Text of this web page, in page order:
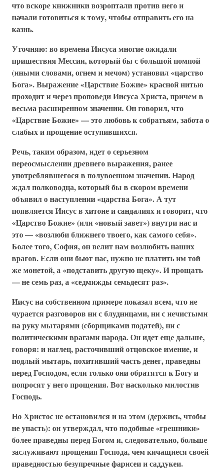
что вскоре книжники возроптали против него и
начали готовиться к тому, чтобы отправить его на
казнь.
Уточняю: во времена Иисуса многие ожидали
пришествия Мессии, который бы с большой помпой
(иными словами, огнем и мечом) установил «царство
Бога». Выражение «Царствие Божие» красной нитью
проходит и через проповеди Иисуса Христа, причем в
весьма расширенном значении. Он говорил, что
«Царствие Божие» — это любовь к собратьям, забота о
слабых и прощение оступившихся.
Речь, таким образом, идет о серьезном
переосмыслении древнего выражения, ранее
употреблявшегося в полувоенном значении. Народ
ждал полководца, который бы в скором времени
объявил о наступлении «царства Бога». А тут
появляется Иисус в хитоне и сандалиях и говорит, что
«Царство Божие» (или «новый завет») внутри нас и
это — «возлюби ближнего твоего, как самого себя».
Более того, София, он велит нам возлюбить наших
врагов. Если они бьют нас, нужно не платить им той
же монетой, а «подставить другую щеку». И прощать
— не семь раз, а «седмижды семьдесят раз».
Иисус на собственном примере показал всем, что не
чурается разговоров ни с блудницами, ни с нечистыми
на руку мытарями (сборщиками податей), ни с
политическими врагами народа. Он идет еще дальше,
говоря: и наглец, расточивший отцовское имение, и
подлый мытарь, похитивший часть денег, праведны
перед Господом, если только они обратятся к Богу и
попросят у него прощения. Вот насколько милостив
Господь.
Но Христос не остановился и на этом (держись, чтобы
не упасть): он утверждал, что подобные «грешники»
более праведны перед Богом и, следовательно, больше
заслуживают прощения Господа, чем кичащиеся своей
праведностью безупречные фарисеи и саддукеи.